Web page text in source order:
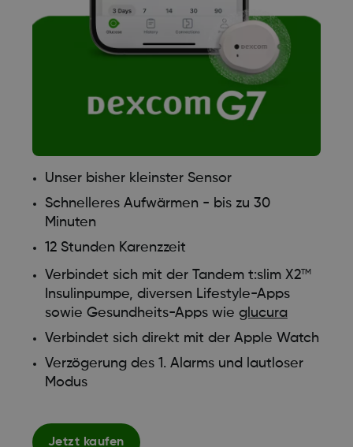
Unser bisher kleinster Sensor
Schnelleres Aufwärmen - bis zu 30
Minuten
12 Stunden Karenzzeit
Verbindet sich mit der Tandem t:slim X2TM
Insulinpumpe, diversen Lifestyle-Apps
sowie Gesundheits-Apps wie glucura
Verbindet sich direkt mit der Apple Watch
Verzögerung des 1. Alarms und lautloser
Modus
Jetzt kaufen